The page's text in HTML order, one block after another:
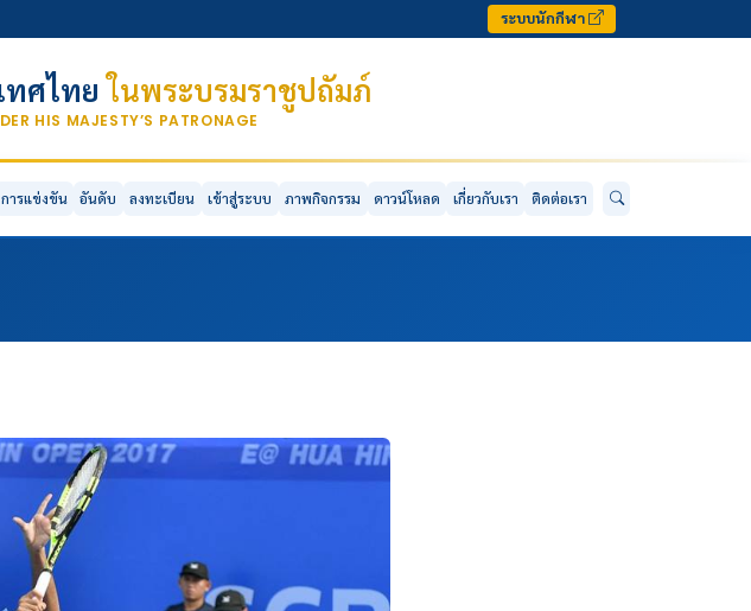
ระบบนักกีฬา
ทศไทยในพระบรมราชูปถัมภ์
HIS MAJESTY’S PATRONAGE
การแข่งขัน อันดับ ลงทะเบียน เข้าสู่ระบบ ภาพกิจกรรม ดาวน์โหลด เกี่ยวกับเรา ติดต่อเรา